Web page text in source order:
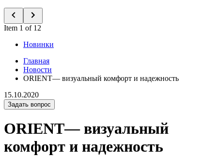
Item 1 of 12
Новинки
Главная
Новости
ORIENT— визуальный комфорт и надежность
15.10.2020
Задать вопрос
ORIENT— визуальный
комфорт и надежность